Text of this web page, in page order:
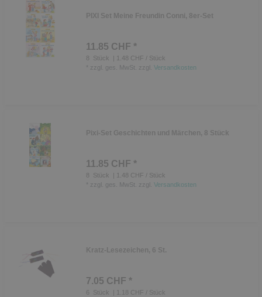
PIXI Set Meine Freundin Conni, 8er-Set
11.85 CHF *
8 Stück
| 1.48 CHF / Stück
zzgl. ges. MwSt. zzgl. Versandkosten
Pixi-Set Geschichten und Märchen, 8 Stück
11.85 CHF *
8 Stück
| 1.48 CHF / Stück
zzgl. ges. MwSt. zzgl. Versandkosten
Kratz-Lesezeichen, 6 St.
7.05 CHF *
6 Stück
| 1.18 CHF / Stück